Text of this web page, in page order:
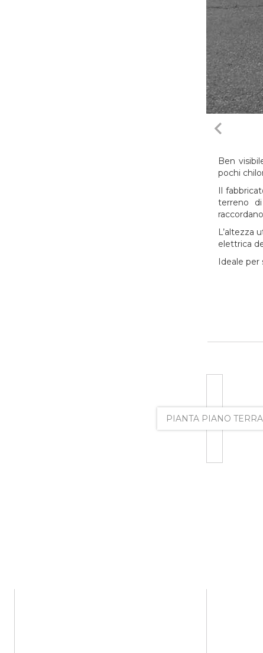
navigate_before
Ben
pochi
Il
terreno
L’altezza
elettrica
Ideale per
PIANTA PIANO TERRA